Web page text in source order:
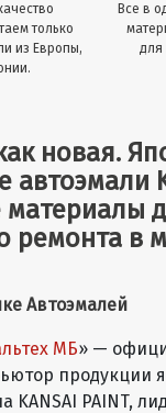
только
из Европы,
Все в
для
новая.
автоэмали
ремонта в
Автоэмалей
МБ» —
продукции
KANSAI PAINT,